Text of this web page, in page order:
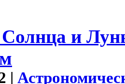
Солнца и
|